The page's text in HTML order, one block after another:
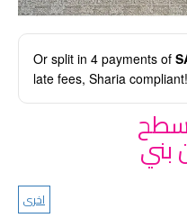
Or split in 4 payments of
late fees, Sharia compliant!
سطح
بني
اخرى